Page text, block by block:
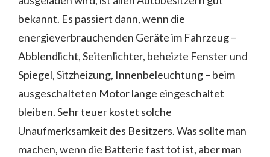
bekannt. Es passiert dann, wenn die
energieverbrauchenden Geräte im Fahrzeug –
Abblendlicht, Seitenlichter, beheizte Fenster und
Spiegel, Sitzheizung, Innenbeleuchtung – beim
ausgeschalteten Motor lange eingeschaltet
bleiben. Sehr teuer kostet solche
Unaufmerksamkeit des Besitzers. Was sollte man
machen, wenn die Batterie fast tot ist, aber man